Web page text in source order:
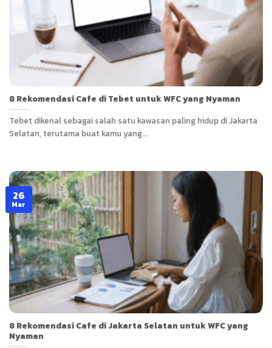
8 Rekomendasi Cafe di Tebet untuk WFC yang Nyaman
Tebet dikenal sebagai salah satu kawasan paling hidup di Jakarta
Selatan, terutama buat kamu yang...
8 Rekomendasi Cafe di Jakarta Selatan untuk WFC yang
Nyaman
26
Mar